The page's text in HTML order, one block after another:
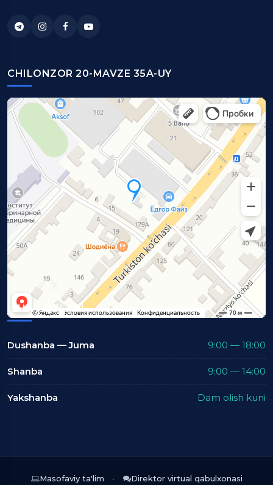
CHILONZOR 20-MAVZE 35A-UY
ISH VAQTLARI
Dushanba — Juma 9:00 — 18:00
Shanba 9:00 — 14:00
Yakshanba Dam olish kuni
Masofaviy ta'lim Direktor virtual qabulxonasi